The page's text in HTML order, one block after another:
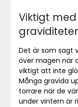
Viktigt
Det är som sagt
över magen när
viktigt att inte
Många gravida
torrare när de
under vintern är